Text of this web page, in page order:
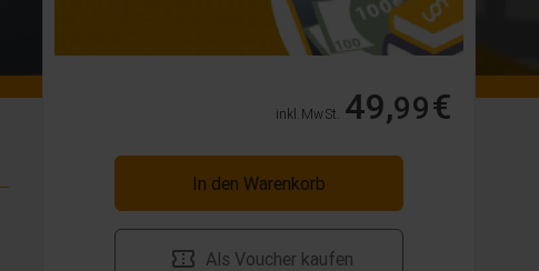
inkl. MwSt. 49,99€
In den Warenkorb
Als Voucher kaufen